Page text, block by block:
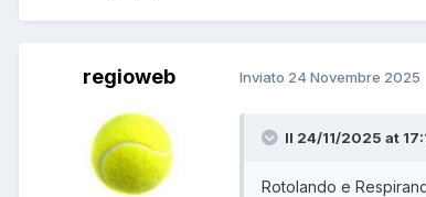
regioweb Inviato 24 Novembre 2025
Il 24/11/2025 at
Rotolando e